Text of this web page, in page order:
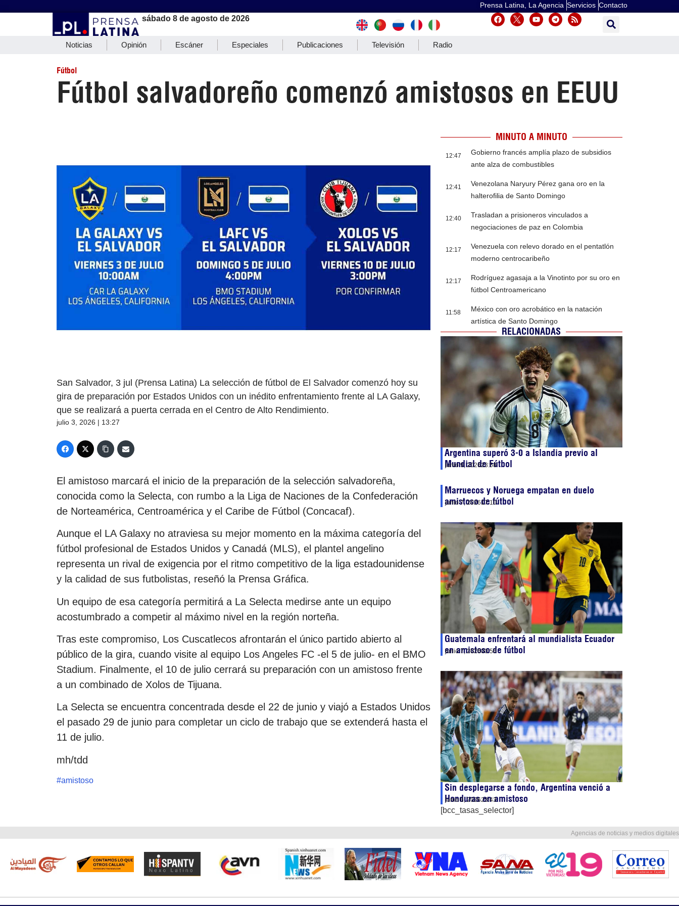
Prensa Latina, La Agencia Servicios Contacto
sábado 8 de agosto de 2026
Noticias Opinión Escáner Especiales Publicaciones Televisión Radio
Fútbol
Fútbol salvadoreño comenzó amistosos en EEUU
San Salvador, 3 jul (Prensa Latina) La selección de fútbol de El Salvador comenzó hoy su
gira de preparación por Estados Unidos con un inédito enfrentamiento frente al LA Galaxy,
que se realizará a puerta cerrada en el Centro de Alto Rendimiento.
julio 3, 2026 | 13:27
El amistoso marcará el inicio de la preparación de la selección salvadoreña,
conocida como la Selecta, con rumbo a la Liga de Naciones de la Confederación
de Norteamérica, Centroamérica y el Caribe de Fútbol (Concacaf).
Aunque el LA Galaxy no atraviesa su mejor momento en la máxima categoría del
fútbol profesional de Estados Unidos y Canadá (MLS), el plantel angelino
representa un rival de exigencia por el ritmo competitivo de la liga estadounidense
y la calidad de sus futbolistas, reseñó la Prensa Gráfica.
Un equipo de esa categoría permitirá a La Selecta medirse ante un equipo
acostumbrado a competir al máximo nivel en la región norteña.
Tras este compromiso, Los Cuscatlecos afrontarán el único partido abierto al
público de la gira, cuando visite al equipo Los Angeles FC -el 5 de julio- en el BMO
Stadium. Finalmente, el 10 de julio cerrará su preparación con un amistoso frente
a un combinado de Xolos de Tijuana.
La Selecta se encuentra concentrada desde el 22 de junio y viajó a Estados Unidos
el pasado 29 de junio para completar un ciclo de trabajo que se extenderá hasta el
11 de julio.
mh/tdd
#amistoso
MINUTO A MINUTO
12:47
Gobierno francés amplía plazo de subsidios
ante alza de combustibles
12:41
Venezolana Naryury Pérez gana oro en la
halterofilia de Santo Domingo
12:40
Trasladan a prisioneros vinculados a
negociaciones de paz en Colombia
12:17
Venezuela con relevo dorado en el pentatlón
moderno centrocaribeño
12:17
Rodríguez agasaja a la Vinotinto por su oro en
fútbol Centroamericano
11:58
México con oro acrobático en la natación
artística de Santo Domingo
RELACIONADAS
Argentina superó 3-0 a Islandia previo al
Mundial de Fútbol
junio 9, 202623:58
Marruecos y Noruega empatan en duelo
amistoso de fútbol
junio 7, 202617:10
Guatemala enfrentará al mundialista Ecuador
en amistoso de fútbol
junio 7, 202600:56
Sin desplegarse a fondo, Argentina venció a
Honduras en amistoso
junio 6, 202623:43
[bcc_tasas_selector]
Agencias de noticias y medios digitales